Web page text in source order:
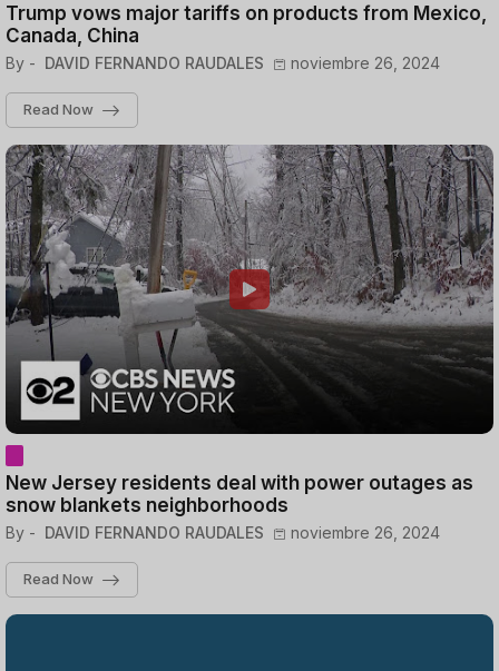
Trump vows major tariffs on products from Mexico,
Canada, China
By - DAVID FERNANDO RAUDALES noviembre 26, 2024
Read Now
New Jersey residents deal with power outages as
snow blankets neighborhoods
By - DAVID FERNANDO RAUDALES noviembre 26, 2024
Read Now